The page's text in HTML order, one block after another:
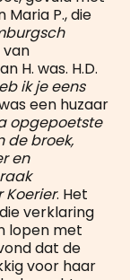
P., die
H. was. H.D.
ik je eens
een huzaar
opgepoetste
de broek,
en
Koerier. Het
verklaring
lopen met
dat de
voor haar